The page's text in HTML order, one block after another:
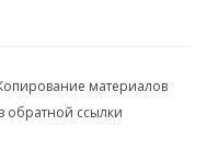
материалов
обратной ссылки